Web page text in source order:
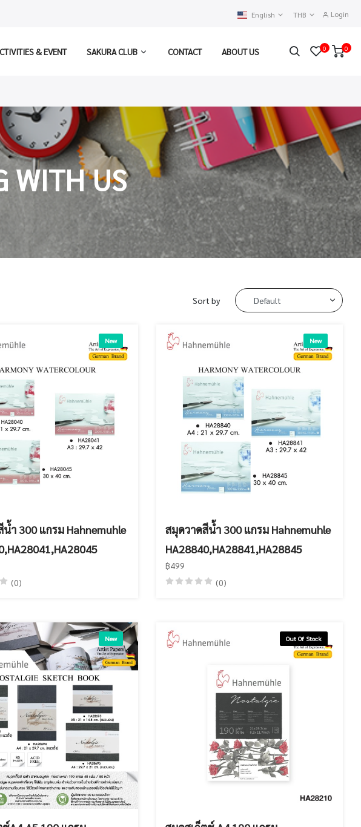
English THB Login
& EVENT SAKURA CLUB CONTACT ABOUT US 0 0
WITH US
Sort by
New
ำ 300 แกรม Hahnemuhle
(0)
New
สมุดวาดสีน้ำ 300 แกรม Hahnemuhle
HA28840,HA28841,HA28845
฿499
(0)
New Out Of Stock